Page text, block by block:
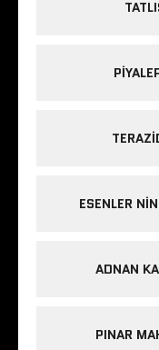
ESENLER
ADNAN
PINAR